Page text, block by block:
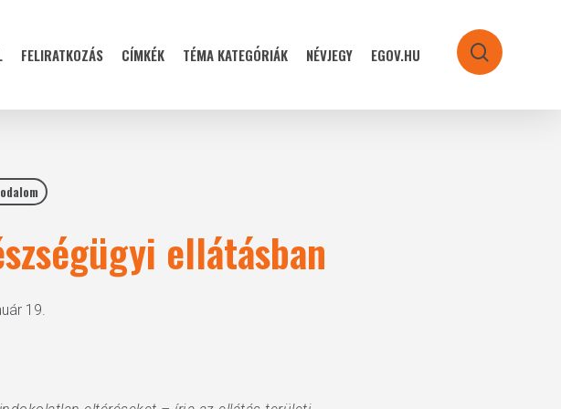
FELIRATKOZÁS CÍMKÉK TÉMA KATEGÓRIÁK NÉVJEGY EGOV.HU search
ellátásban
19.